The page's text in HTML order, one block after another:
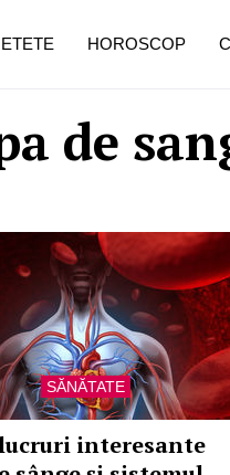
de
SĂNĂTATE
lucruri interesante
HOROSCOP
de dureroasă este